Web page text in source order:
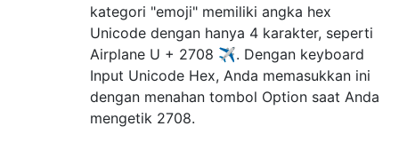
kategori "emoji" memiliki angka hex
Unicode dengan hanya 4 karakter, seperti
Airplane U + 2708 ✈. Dengan keyboard
Input Unicode Hex, Anda memasukkan ini
dengan menahan tombol Option saat Anda
mengetik 2708.